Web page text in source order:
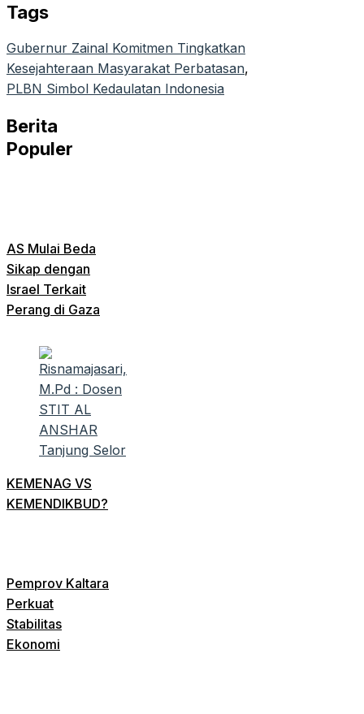
Tags
Gubernur Zainal Komitmen Tingkatkan
Kesejahteraan Masyarakat Perbatasan
PLBN Simbol Kedaulatan Indonesia
Berita
Populer
AS Mulai Beda
Sikap dengan
Israel Terkait
Perang di Gaza
KEMENAG VS
KEMENDIKBUD?
Pemprov Kaltara
Perkuat
Stabilitas
Ekonomi